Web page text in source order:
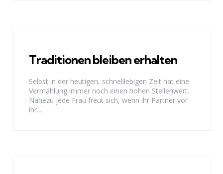
Traditionen bleiben erhalten
Selbst in der heutigen, schnelllebigen Zeit hat eine
Vermählung immer noch einen hohen Stellenwert.
Nahezu jede Frau freut sich, wenn ihr Partner vor
ihr...